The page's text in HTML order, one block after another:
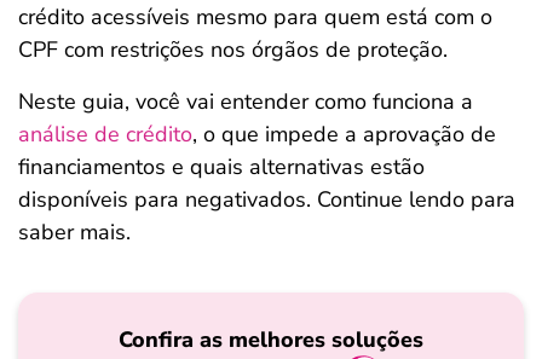
crédito acessíveis mesmo para quem está com o
CPF com restrições nos órgãos de proteção.
Neste guia, você vai entender como funciona a
análise de crédito, o que impede a aprovação de
financiamentos e quais alternativas estão
disponíveis para negativados. Continue lendo para
saber mais.
Confira as melhores soluções